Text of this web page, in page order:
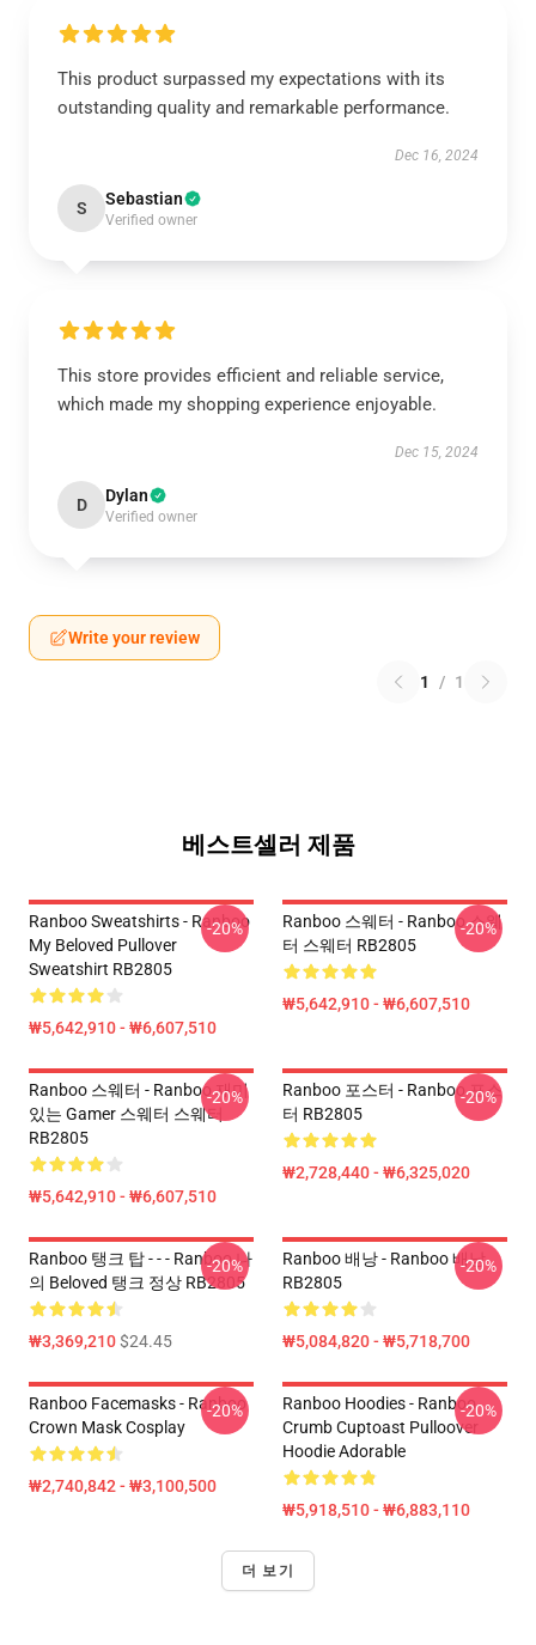
This product surpassed my expectations with its
outstanding quality and remarkable performance.
Dec 16, 2024
S Sebastian
Verified owner
This store provides efficient and reliable service,
which made my shopping experience enjoyable.
Dec 15, 2024
D Dylan
Verified owner
Write your review
1 / 1
베스트셀러 제품
Ranboo Sweatshirts - Ranboo
My Beloved Pullover
Sweatshirt RB2805
₩5,642,910 - ₩6,607,510
-20%
Ranboo 스웨터 - Ranboo 스웨
터 스웨터 RB2805
₩5,642,910 - ₩6,607,510
-20%
Ranboo 스웨터 - Ranboo 재미
있는 Gamer 스웨터 스웨터
RB2805
₩5,642,910 - ₩6,607,510
-20%
Ranboo 포스터 - Ranboo 포스
터 RB2805
₩2,728,440 - ₩6,325,020
-20%
Ranboo 탱크 탑 - - - Ranboo 나
의 Beloved 탱크 정상 RB2805
₩3,369,210$24.45
-20%
Ranboo 배낭 - Ranboo 배낭
RB2805
₩5,084,820 - ₩5,718,700
-20%
Ranboo Facemasks - Ranboo
Crown Mask Cosplay
₩2,740,842 - ₩3,100,500
-20%
Ranboo Hoodies - Ranboo
Crumb Cuptoast Pulloover
Hoodie Adorable
₩5,918,510 - ₩6,883,110
-20%
더 보기